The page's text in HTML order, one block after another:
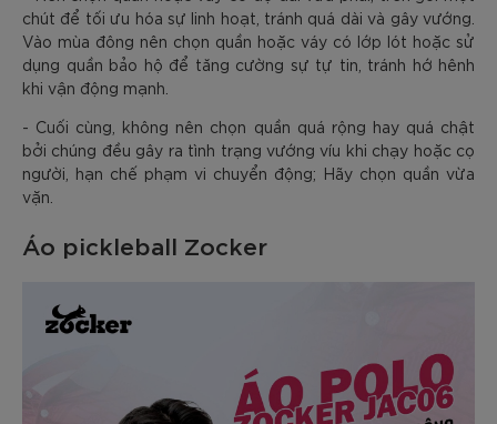
chút để tối ưu hóa sự linh hoạt, tránh quá dài và gây vướng.
Vào mùa đông nên chọn quần hoặc váy có lớp lót hoặc sử
dụng quần bảo hộ để tăng cường sự tự tin, tránh hớ hênh
khi vận động mạnh.
- Cuối cùng, không nên chọn quần quá rộng hay quá chật
bởi chúng đều gây ra tình trạng vướng víu khi chạy hoặc cọ
người, hạn chế phạm vi chuyển động; Hãy chọn quần vừa
vặn.
Áo pickleball Zocker